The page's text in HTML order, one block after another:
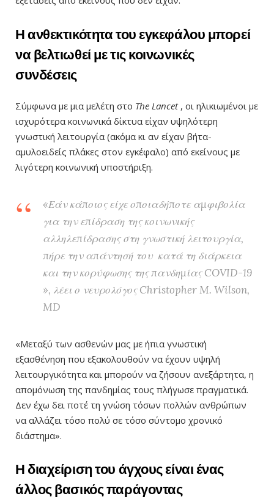
Η ανθεκτικότητα του εγκεφάλου μπορεί
να βελτιωθεί με τις κοινωνικές
συνδέσεις
Σύμφωνα με μια μελέτη στο The Lancet , οι ηλικιωμένοι με
ισχυρότερα κοινωνικά δίκτυα είχαν υψηλότερη
γνωστική λειτουργία (ακόμα κι αν είχαν βήτα-
αμυλοειδείς πλάκες στον εγκέφαλο) από εκείνους με
λιγότερη κοινωνική υποστήριξη.
«Εάν κάποιος είχε οποιαδήποτε αμφιβολία
για την επίδραση της κοινωνικής
αλληλεπίδρασης στη γνωστική λειτουργία,
πήρε την απάντησή του κατά τη διάρκεια
και την κορύφωσης της πανδημίας COVID-19
», λέει ο νευρολόγος Christopher M. Wilson,
MD
«Μεταξύ των ασθενών μας με ήπια γνωστική
εξασθένηση που εξακολουθούν να έχουν υψηλή
λειτουργικότητα και μπορούν να ζήσουν ανεξάρτητα, η
απομόνωση της πανδημίας τους πλήγωσε πραγματικά.
Δεν έχω δει ποτέ τη γνώση τόσων πολλών ανθρώπων
να αλλάζει τόσο πολύ σε τόσο σύντομο χρονικό
διάστημα».
Η διαχείριση του άγχους είναι ένας
άλλος βασικός παράγοντας